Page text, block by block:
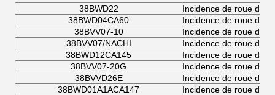
38BWD22
Incidence de roue
38BWD04CA60
Incidence de roue
38BVV07-10
Incidence de roue
38BVV07/NACHI
Incidence de roue
38BWD12CA145
Incidence de roue
38BVV07-20G
Incidence de roue
38BVVD26E
Incidence de roue
38BWD01A1ACA147
Incidence de roue